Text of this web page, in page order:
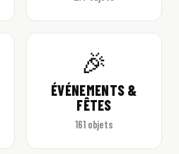
🎉
ÉVÉNEMENTS &
FÊTES
161 objets